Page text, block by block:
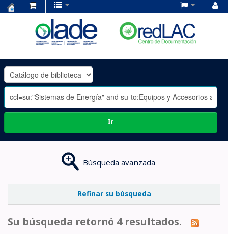
OLADE
-
Ir
Búsqueda avanzada
Refinar su búsqueda
Su búsqueda retornó 4 resultados.